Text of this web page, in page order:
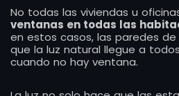
No todas las viviendas u
ventanas en todas las
en estos casos, las paredes
que la luz natural llegue a
cuando no hay ventana.